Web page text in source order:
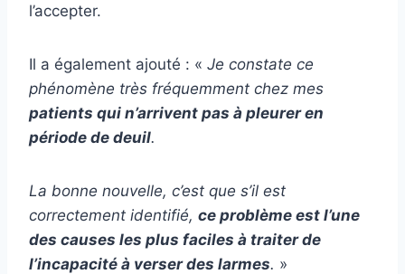
l’accepter.
Il a également ajouté : « Je constate ce
phénomène très fréquemment chez mes
patients qui n’arrivent pas à pleurer en
période de deuil.
La bonne nouvelle, c’est que s’il est
correctement identifié, ce problème est l’une
des causes les plus faciles à traiter de
l’incapacité à verser des larmes. »